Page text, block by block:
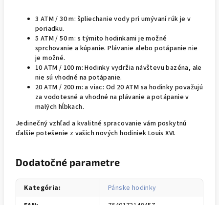
3 ATM / 30 m: špliechanie vody pri umývaní rúk je v
poriadku.
5 ATM / 50 m: s týmito hodinkami je možné
sprchovanie a kúpanie. Plávanie alebo potápanie nie
je možné.
10 ATM / 100 m: Hodinky vydržia návštevu bazéna, ale
nie sú vhodné na potápanie.
20 ATM / 200 m: a viac: Od 20 ATM sa hodinky považujú
za vodotesné a vhodné na plávanie a potápanie v
malých hĺbkach.
Jedinečný vzhľad a kvalitné spracovanie vám poskytnú
ďalšie potešenie z vašich nových hodiniek Louis XVI.
Dodatočné parametre
Kategória:
Pánske hodinky